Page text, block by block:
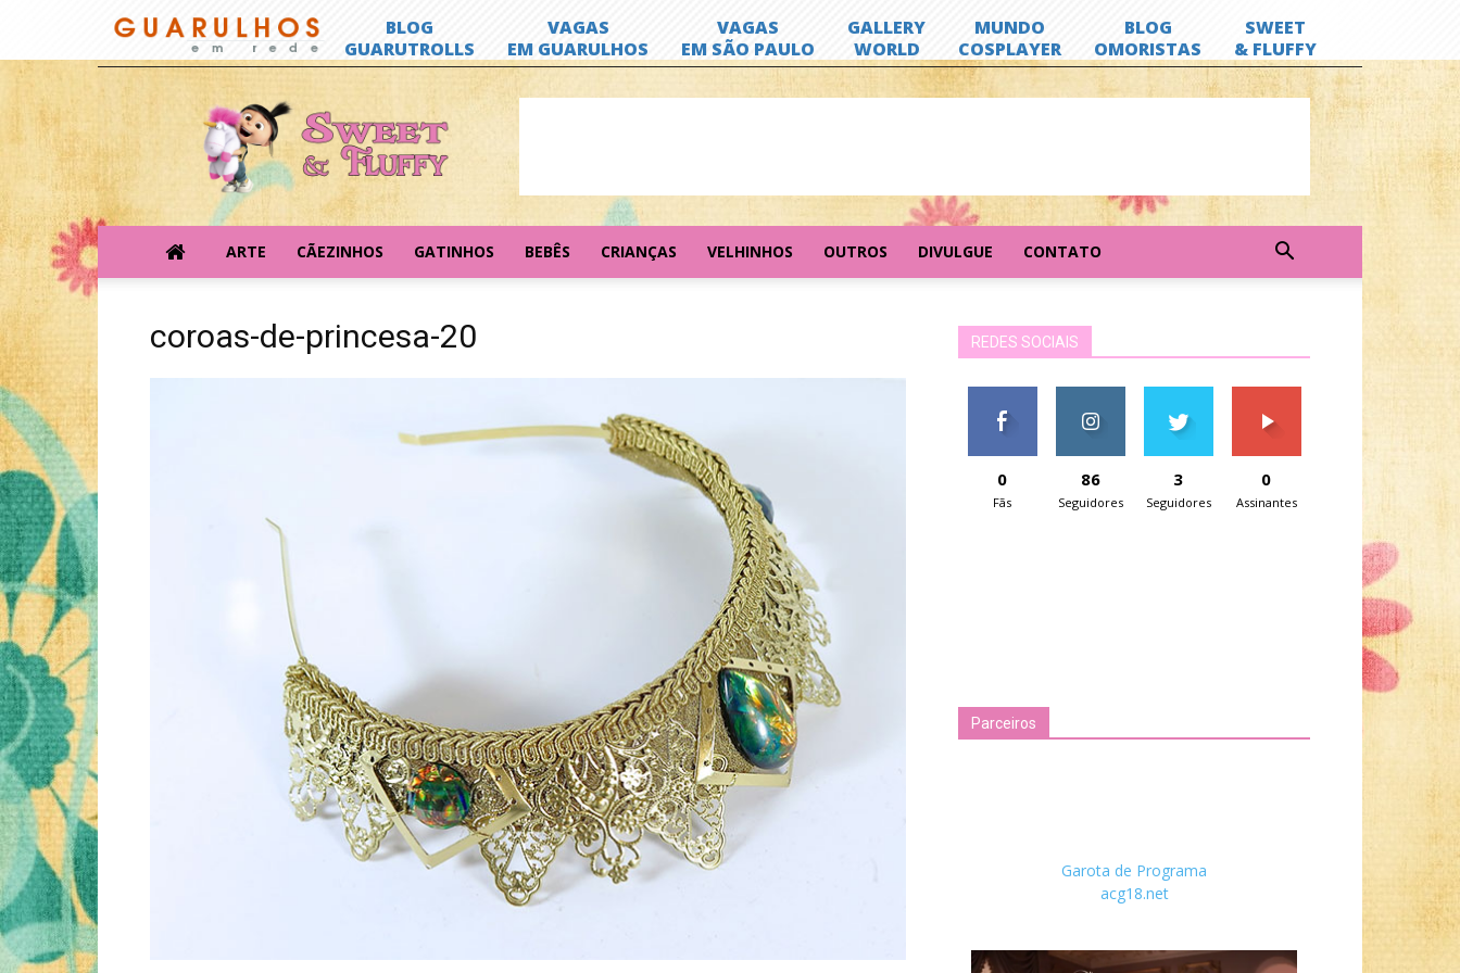
Sweet
&
Fluffy
ARTE CÃEZINHOS GATINHOS BEBÊS CRIANÇAS VELHINHOS OUTROS DIVULGUE CONTATO
coroas-de-princesa-20 REDES SOCIAIS
0
Fãs
86
Seguidores
3
Seguidores
0
Assinantes
Parceiros
Garota de Programa
acg18.net